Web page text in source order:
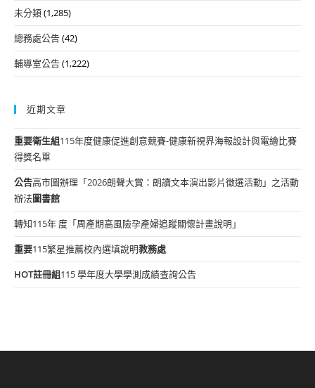
未分類(1,285)
總務處公告(42)
輔導室公告(1,222)
近期文章
重要衛生組115年度健康促進創意競賽-健康新視界海報設計與電繪比賽
得獎名單
公告高市圖辦理「2026朗聲大賞：朗讀文本演出影片徵選活動」之活動
辦法圖書館
轉知115年 度「周產期高風險孕產婦追蹤關懷計畫說明」
重要115繁星推薦校內選填說明教務處
HOT註冊組115 學年度大學學測成績查詢公告